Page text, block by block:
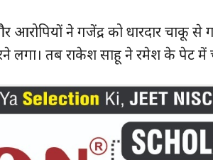
ने गजेंद्र को धारदार चाकू से
लगा। तब राकेश साहू ने रमेश के पेट में